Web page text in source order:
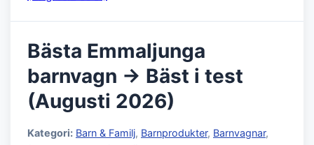
Bästa Emmaljunga
barnvagn → Bäst i test
(Augusti 2026)
Kategori: Barn & Familj, Barnprodukter, Barnvagnar,